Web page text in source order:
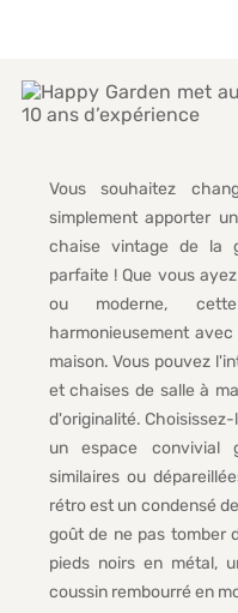
Vous souhaitez
simplement apporter
chaise vintage de la
parfaite ! Que vous
ou moderne,
harmonieusement
maison. Vous pouvez
et chaises de salle à
d'originalité.
un espace convivial
similaires ou
rétro est un condensé
goût de ne pas tomber
pieds noirs en métal,
coussin rembourré en